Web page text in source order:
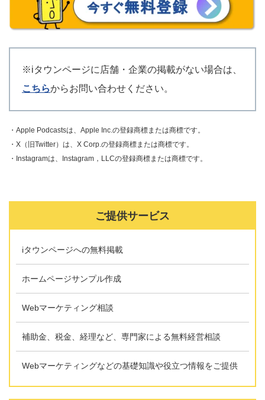
※iタウンページに店舗・企業の掲載がない場合は、
こちらからお問い合わせください。
・Apple Podcastsは、Apple Inc.の登録商標または商標です。
・X（旧Twitter）は、X Corp.の登録商標または商標です。
・Instagramは、Instagram，LLCの登録商標または商標です。
ご提供サービス
iタウンページへの無料掲載
ホームページサンプル作成
Webマーケティング相談
補助金、税金、経理など、専門家による無料経営相談
Webマーケティングなどの基礎知識や役立つ情報をご提供